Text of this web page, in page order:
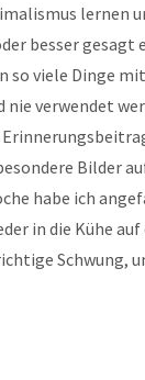
lernen
besser gesagt
so viele Dinge
nie verwendet
Bilder
habe ich
in die Kühe
Schwung,